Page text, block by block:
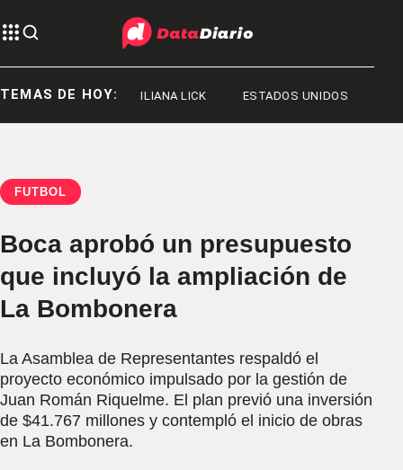
TEMAS DE HOY:
MESSI ILIANA LICK ESTADOS UNIDOS
FÚTBOL
Boca aprobó un presupuesto
que incluyó la ampliación de
La Bombonera
La Asamblea de Representantes respaldó el
proyecto económico impulsado por la gestión de
Juan Román Riquelme. El plan previó una inversión
de $41.767 millones y contempló el inicio de obras
en La Bombonera.